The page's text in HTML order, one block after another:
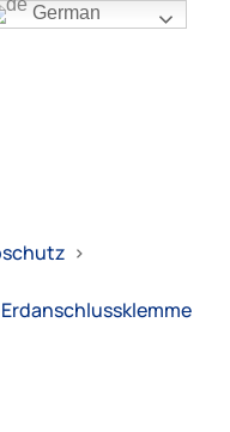
>
Erdanschlussklemme
German